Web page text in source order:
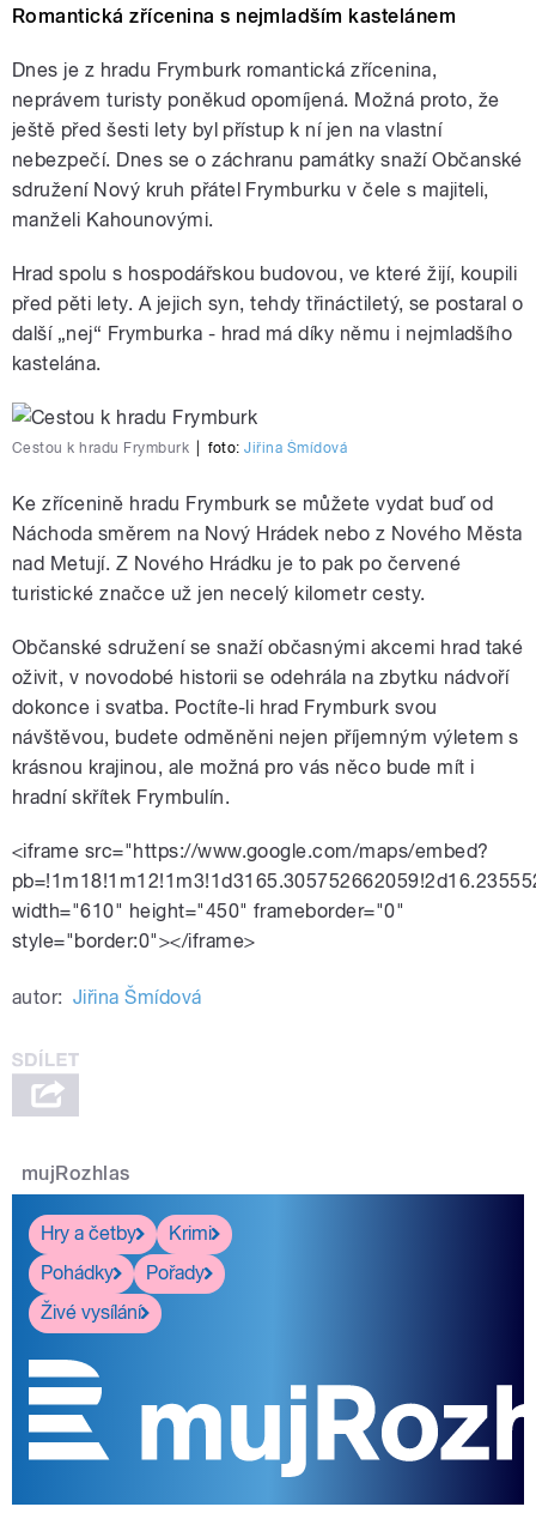
Romantická zřícenina s nejmladším kastelánem
Dnes je z hradu Frymburk romantická zřícenina,
neprávem turisty poněkud opomíjená. Možná proto, že
ještě před šesti lety byl přístup k ní jen na vlastní
nebezpečí. Dnes se o záchranu památky snaží Občanské
sdružení Nový kruh přátel Frymburku v čele s majiteli,
manželi Kahounovými.
Hrad spolu s hospodářskou budovou, ve které žijí, koupili
před pěti lety. A jejich syn, tehdy třináctiletý, se postaral o
další „nej“ Frymburka - hrad má díky němu i nejmladšího
kastelána.
Cestou k hradu Frymburk foto:Jiřina Šmídová
Ke zřícenině hradu Frymburk se můžete vydat buď od
Náchoda směrem na Nový Hrádek nebo z Nového Města
nad Metují. Z Nového Hrádku je to pak po červené
turistické značce už jen necelý kilometr cesty.
Občanské sdružení se snaží občasnými akcemi hrad také
oživit, v novodobé historii se odehrála na zbytku nádvoří
dokonce i svatba. Poctíte-li hrad Frymburk svou
návštěvou, budete odměněni nejen příjemným výletem s
krásnou krajinou, ale možná pro vás něco bude mít i
hradní skřítek Frymbulín.
<iframe src="https://www.google.com/maps/embed?
width="610" height="450" frameborder="0"
style="border:0"></iframe>
autor: Jiřina Šmídová
mujRozhlas
Hry a četby
Krimi
Pohádky
Pořady
Živé vysílání